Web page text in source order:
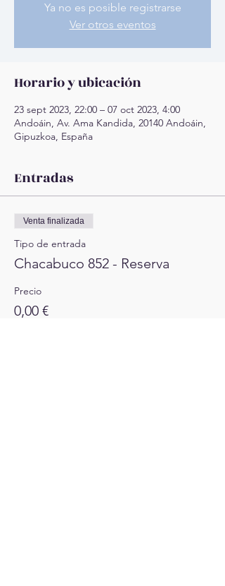
Ya no es posible registrarse
Ver otros eventos
Horario y ubicación
23 sept 2023, 22:00 – 07 oct 2023, 4:00
Andoáin, Av. Ama Kandida, 20140 Andoáin,
Gipuzkoa, España
Entradas
Venta finalizada
Tipo de entrada
Chacabuco 852 - Reserva
Precio
0,00 €